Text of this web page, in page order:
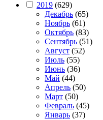
2019 (629)
Декабрь (65)
Ноябрь (61)
Октябрь (83)
Сентябрь (51)
Август (52)
Июль (55)
Июнь (36)
Май (44)
Апрель (50)
Март (50)
Февраль (45)
Январь (37)